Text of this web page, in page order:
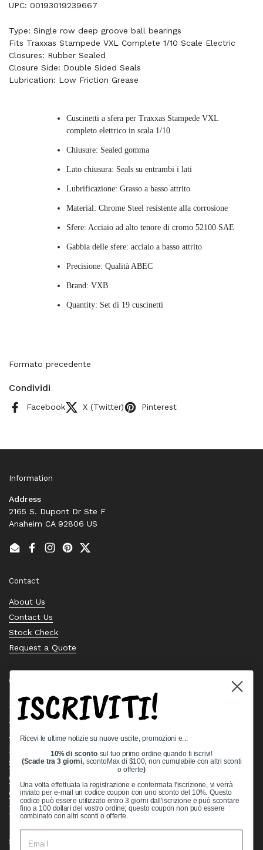
UPC: 00193019239667
Type: Single row deep groove ball bearings
Fits Traxxas Stampede VXL Complete 1/10 Scale Electric
Closures: Rubber Sealed
Closure Side: Double Sided Seals
Lubrication: Low Friction Grease
Cuscinetti a sfera per Traxxas Stampede VXL
completo elettrico in scala 1/10
Chiusure: Sealed gomma
Lato chiusura: Seals su entrambi i lati
Lubrificazione: Grasso a basso attrito
Material: Chrome Steel resistente alla corrosione
Sfere: Acciaio ad alto tenore di cromo 52100 SAE
Gabbia delle sfere: acciaio a basso attrito
Precisione: Qualità ABEC
Brand: VXB
Quantity: Set di 19 cuscinetti
Formato precedente
Condividi
Facebook X (Twitter) Pinterest
Information
Address
2165 S. Dupont Dr Ste F
Anaheim CA 92806 US
EmailFacebook
Instagram
PinterestTwitter
Contact
About Us
Contact Us
Stock Check
Request a Quote
Quick links
Bearing Knowledge Center
Privacy Policy
Terms & Conditions
Shipping Policy
Open Cookie Banner
Comprehensive Guide to Ball Bearings
Track your Order
Supported payment methods
ISCRIVITI!
Ricevi le ultime notizie su nuove uscite, promozioni e..:
10% di sconto sul tuo primo ordine quando ti iscrivi!
(Scade tra 3 giorni, scontoMax di $100, non cumulabile con altri sconti
o offerte)
Una volta effettuata la registrazione e confermata l'iscrizione, vi verrà
inviato per e-mail un codice coupon con uno sconto del 10%. Questo
codice può essere utilizzato entro 3 giorni dall'iscrizione e può scontare
fino a 100 dollari del vostro ordine; questo coupon non può essere
combinato con altri sconti o offerte.